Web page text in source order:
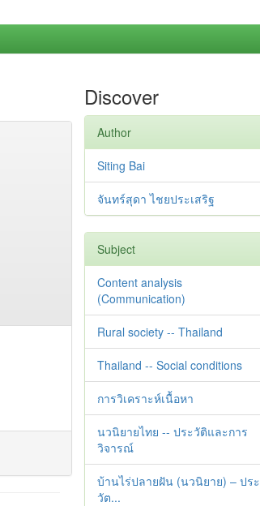
Discover
Author
Siting Bai
จันทร์สุดา ไชยประเสริฐ
Subject
Content analysis
(Communication)
Rural society -- Thailand
Thailand -- Social conditions
การวิเคราะห์เนื้อหา
นวนิยายไทย -- ประวัติและการ
วิจารณ์
บ้านไร่ปลายฝัน (นวนิยาย) – ประ
วัต...